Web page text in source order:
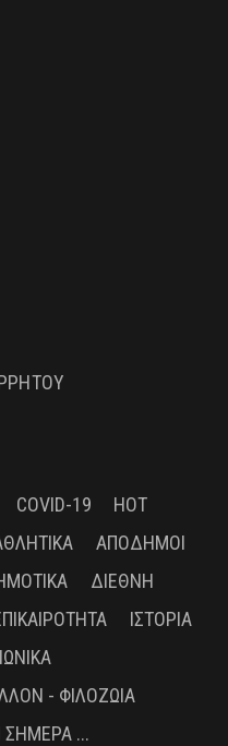
COVID-19
HOT
ΑΠΌΔΗΜΟΙ
ΔΙΕΘΝΉ
ΙΣΤΟΡΊΑ
- ΦΙΛΟΖΩΊΑ
ΣΉΜΕΡΑ ...